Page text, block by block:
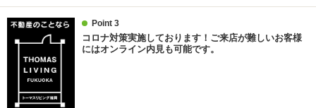
Point 3
コロナ対策実施しております！ご来店が難しいお客様
にはオンライン内見も可能です。